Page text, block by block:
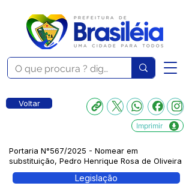
Voltar
Imprimir
Portaria N°567/2025 - Nomear em
substituição, Pedro Henrique Rosa de Oliveira
Legislação